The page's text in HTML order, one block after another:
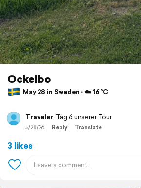
Ockelbo
May 28 in Sweden ⋅ ☁️ 16 °C
Traveler Tag 6 unserer Tour
5/28/26 Reply Translate
3 likes